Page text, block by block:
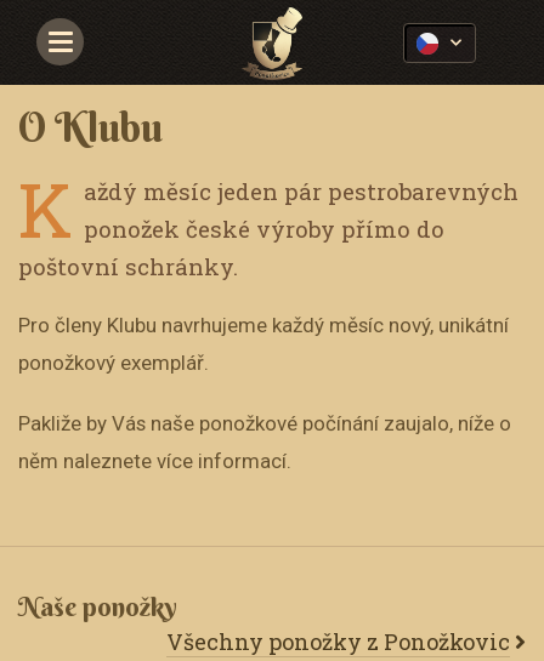
Navigace
O Klubu
K aždý měsíc jeden pár pestrobarevných
ponožek české výroby přímo do
poštovní schránky.
Pro členy Klubu navrhujeme každý měsíc nový, unikátní
ponožkový exemplář.
Pakliže by Vás naše ponožkové počínání zaujalo, níže o
něm naleznete více informací.
Naše ponožky
Všechny ponožky z Ponožkovic